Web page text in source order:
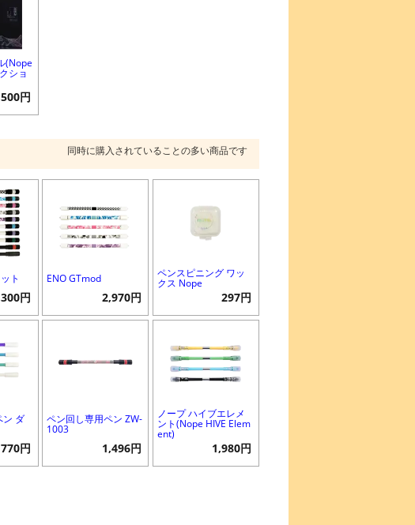
(Nope
ショ
円
同時に購入されていることの多い商品です
ト
円
ENO GTmod
2,970円
ペンスピニング ワッ
クス Nope
297円
ン ダ
770円
ペン回し専用ペン ZW-
1003
1,496円
ノープ ハイブエレメ
ント(Nope HIVE Elem
ent)
1,980円